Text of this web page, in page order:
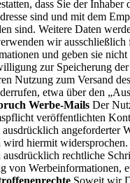
dass Sie der Inhaber
sind und mit dem
sind. Weitere Daten
wir ausschließlich
und geben sie
zur Speicherung
Nutzung zum Versand
etwa über den
Werbe-Mails Der
veröffentlichten
angeforderter
wird hiermit
ausdrücklich rechtliche
von Werbeinformationen,
Soweit wir